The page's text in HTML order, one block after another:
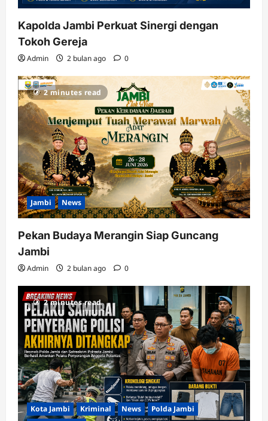
Kapolda Jambi Perkuat Sinergi dengan
Tokoh Gereja
Admin 2 bulan ago 0
2 minutes read
Jambi News
Pekan Budaya Merangin Siap Guncang
Jambi
Admin 2 bulan ago 0
2 minutes read
Kota Jambi Kriminal News
Polda Jambi